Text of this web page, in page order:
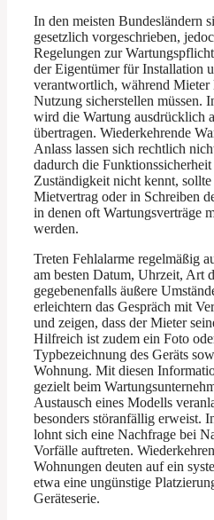
In den meisten Bundesländern
gesetzlich vorgeschrieben,
Regelungen zur
der Eigentümer für Installation
verantwortlich, während Mieter
Nutzung sicherstellen müssen.
wird die Wartung ausdrücklich
übertragen. Wiederkehrende
Anlass lassen sich rechtlich
dadurch die
Zuständigkeit nicht kennt,
Mietvertrag oder in Schreiben
in denen oft Wartungsverträge
werden.
Treten Fehlalarme regelmäßig
am besten Datum, Uhrzeit, Art
gegebenenfalls äußere
erleichtern das Gespräch mit
und zeigen, dass der Mieter
Hilfreich ist zudem ein Foto
Typbezeichnung des Geräts
Wohnung. Mit diesen
gezielt beim
Austausch eines Modells
besonders störanfällig erweist.
lohnt sich eine Nachfrage bei
Vorfälle auftreten.
Wohnungen deuten auf ein
etwa eine ungünstige
Geräteserie.